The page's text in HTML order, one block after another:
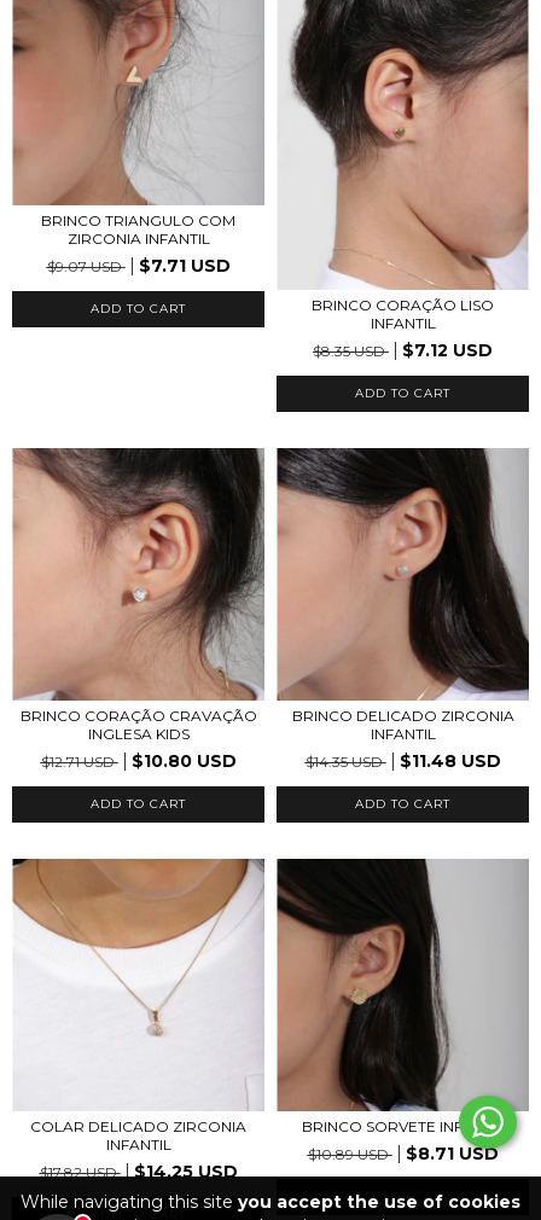
While navigating this site you accept the use of cookies
BRINCO TRIANGULO COM
ZIRCONIA INFANTIL
$9.07 USD
$7.71 USD
BRINCO CORAÇÃO LISO
INFANTIL
$8.35 USD
$7.12 USD
ADD TO CART
BRINCO CORAÇÃO CRAVAÇÃO
INGLESA KIDS
$12.71 USD
$10.80 USD
ADD TO CART
BRINCO DELICADO ZIRCONIA
INFANTIL
$14.35 USD
$11.48 USD
COLAR DELICADO ZIRCONIA
INFANTIL
$17.82 USD
$14.25 USD
ADD TO CART
BRINCO SORVETE INFANTIL
$10.89 USD
$8.71 USD
ADD TO CART